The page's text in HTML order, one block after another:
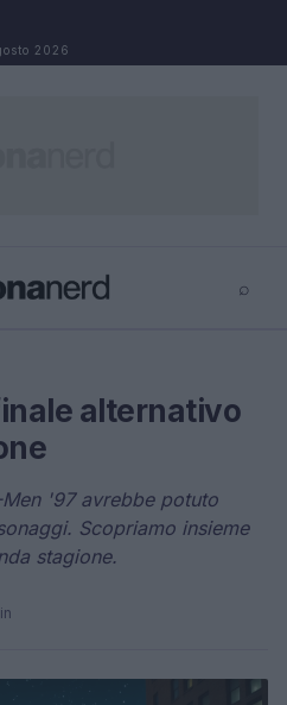
2026
⌕
alternativo
'97 avrebbe potuto
Scopriamo insieme
stagione.